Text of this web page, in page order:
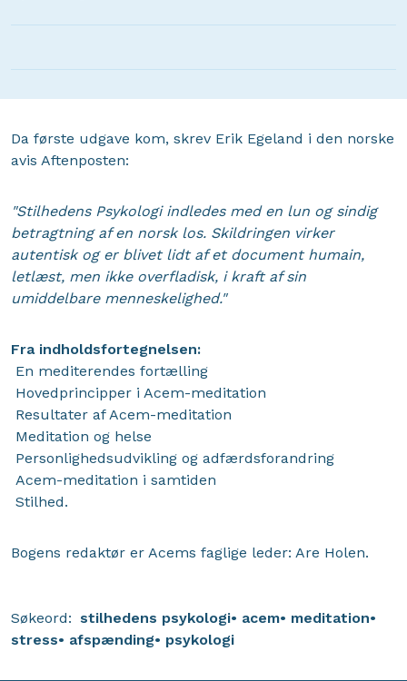
Da første udgave kom, skrev Erik Egeland i den norske
avis Aftenposten:
"Stilhedens Psykologi indledes med en lun og sindig
betragtning af en norsk los. Skildringen virker
autentisk og er blivet lidt af et document humain,
letlæst, men ikke overfladisk, i kraft af sin
umiddelbare menneskelighed."
Fra indholdsfortegnelsen:
En mediterendes fortælling
Hovedprincipper i Acem-meditation
Resultater af Acem-meditation
Meditation og helse
Personlighedsudvikling og adfærdsforandring
Acem-meditation i samtiden
Stilhed.
Bogens redaktør er Acems faglige leder: Are Holen.
Søkeord: stilhedens psykologi acem
meditation
stress
afspænding psykologi